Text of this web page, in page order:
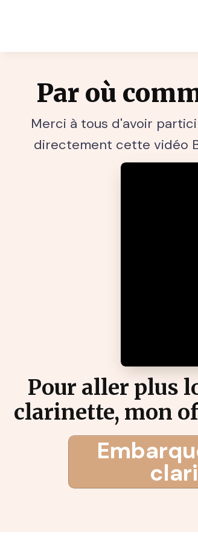
Par où
Merci à tous d'avoir
directement cette vidéo
Pour aller plus
clarinette, mon